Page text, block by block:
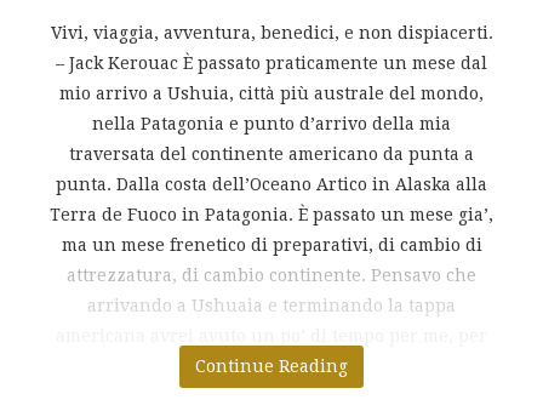
Vivi, viaggia, avventura, benedici, e non dispiacerti.
– Jack Kerouac È passato praticamente un mese dal
mio arrivo a Ushuia, città più australe del mondo,
nella Patagonia e punto d’arrivo della mia
traversata del continente americano da punta a
punta. Dalla costa dell’Oceano Artico in Alaska alla
Terra de Fuoco in Patagonia. È passato un mese gia’,
ma un mese frenetico di preparativi, di cambio di
attrezzatura, di cambio continente. Pensavo che
arrivando a Ushuaia e terminando la tappa
assaporarmi
Continue Reading